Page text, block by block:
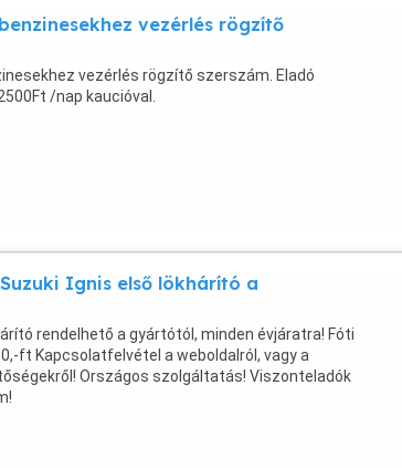
vezérlés rögzítő
vezérlés rögzítő szerszám. Eladó
/nap kaucióval.
Ignis első lökhárító a
rendelhető a gyártótól, minden évjáratra! Fóti
ft Kapcsolatfelvétel a weboldalról, vagy a
Országos szolgáltatás! Viszonteladók